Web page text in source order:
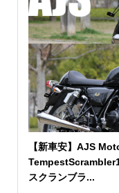
【新車安】AJS
スクランブラ...